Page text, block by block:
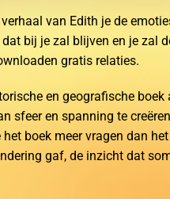
van Edith je de
bij je zal blijven en je zal
gratis relaties.
en geografische boek
sfeer en spanning te
boek meer vragen dan
gaf, de inzicht dat